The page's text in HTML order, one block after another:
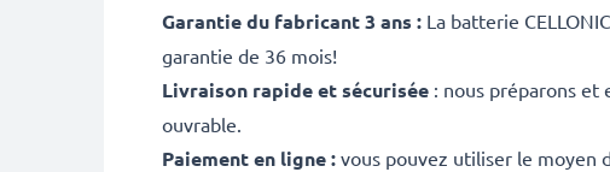
Garantie du fabricant 3 ans : La batterie
garantie de 36 mois!
Livraison rapide et sécurisée : nous préparons et
ouvrable.
Paiement en ligne : vous pouvez utiliser le moyen